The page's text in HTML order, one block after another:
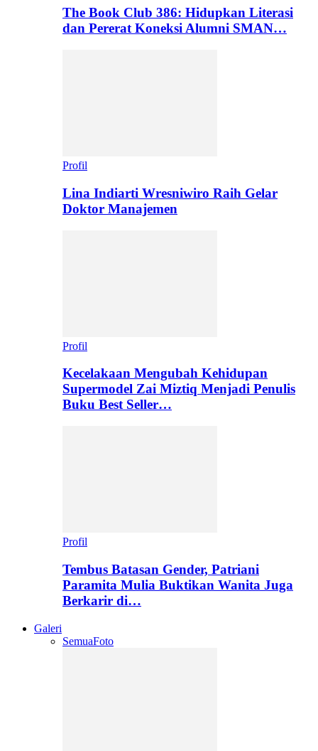
The Book Club 386: Hidupkan Literasi
dan Pererat Koneksi Alumni SMAN…
Profil
Lina Indiarti Wresniwiro Raih Gelar
Doktor Manajemen
Profil
Kecelakaan Mengubah Kehidupan
Supermodel Zai Miztiq Menjadi Penulis
Buku Best Seller…
Profil
Tembus Batasan Gender, Patriani
Paramita Mulia Buktikan Wanita Juga
Berkarir di…
Galeri
SemuaFoto